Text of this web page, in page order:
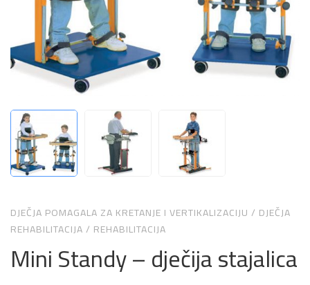
DJEČJA POMAGALA ZA KRETANJE I VERTIKALIZACIJU / DJEČJA
REHABILITACIJA/ REHABILITACIJA
Mini Standy – dječija stajalica